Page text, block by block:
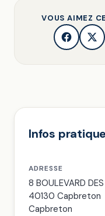
VOUS AIMEZ
Infos
ADRESSE
8 BOULEVARD
40130 Capbreton
Capbreton